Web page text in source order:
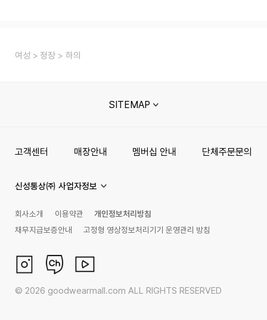
여성 정장 하의
SITEMAP
고객센터 매장안내 멤버십 안내 단체주문문의
신성통상㈜ 사업자정보
회사소개 이용약관
개인정보처리방침
채무지급보증안내
고정형 영상정보처리기기 운영관리 방침
© 2026 goodwearmall.com ALL RIGHTS RESERVED